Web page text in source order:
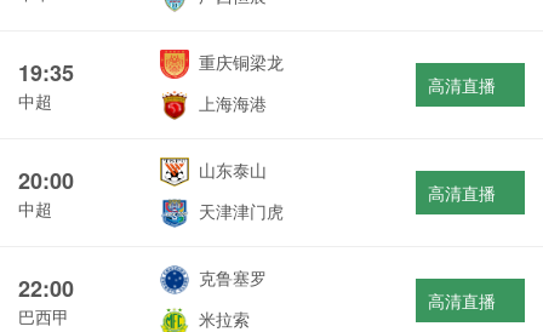
19:35
中超
重庆铜梁龙
上海海港
高清直播
20:00
中超
山东泰山
天津津门虎
高清直播
22:00
巴西甲
克鲁塞罗
米拉索
高清直播